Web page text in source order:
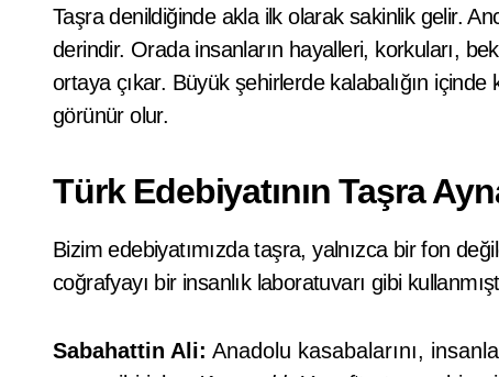
Taşra denildiğinde akla ilk olarak sakinlik gelir.
derindir. Orada insanların hayalleri, korkuları,
ortaya çıkar. Büyük şehirlerde kalabalığın
görünür olur.
Türk Edebiyatının Taşra
Bizim edebiyatımızda taşra, yalnızca bir fon
coğrafyayı bir insanlık laboratuvarı gibi
Sabahattin Ali: Anadolu kasabalarını,